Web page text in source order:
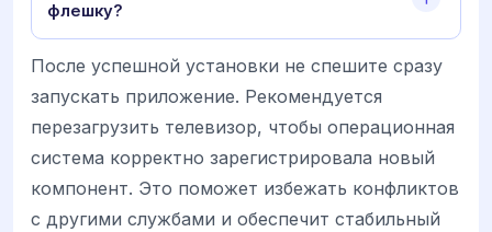
флешку?
После успешной установки не спешите сразу
запускать приложение. Рекомендуется
перезагрузить телевизор, чтобы операционная
система корректно зарегистрировала новый
компонент. Это поможет избежать конфликтов
с другими службами и обеспечит стабильный